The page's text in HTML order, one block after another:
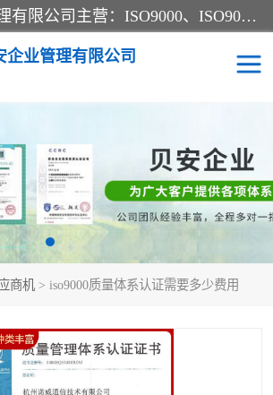
杭州贝安企业管理有限公司主营：ISO9000、ISO9000认证、ISO9001认证、ISO14000认证、ISO14001认证等系列企业认证服务。
企业管理有限公司
商机 > iso9000质量体系认证需要多少费用
ISO13485认证
CCC认证